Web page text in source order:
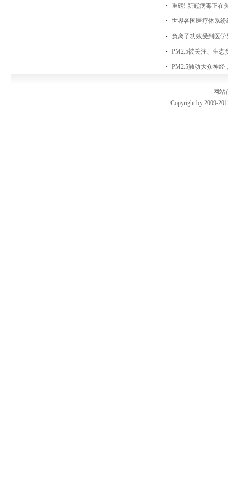
重磅! 新冠病毒正在
世界各国医疗体系
负离子功效受到医
PM2.5被关注、生态
PM2.5触动大众神经
网站
Copyright by 2009-